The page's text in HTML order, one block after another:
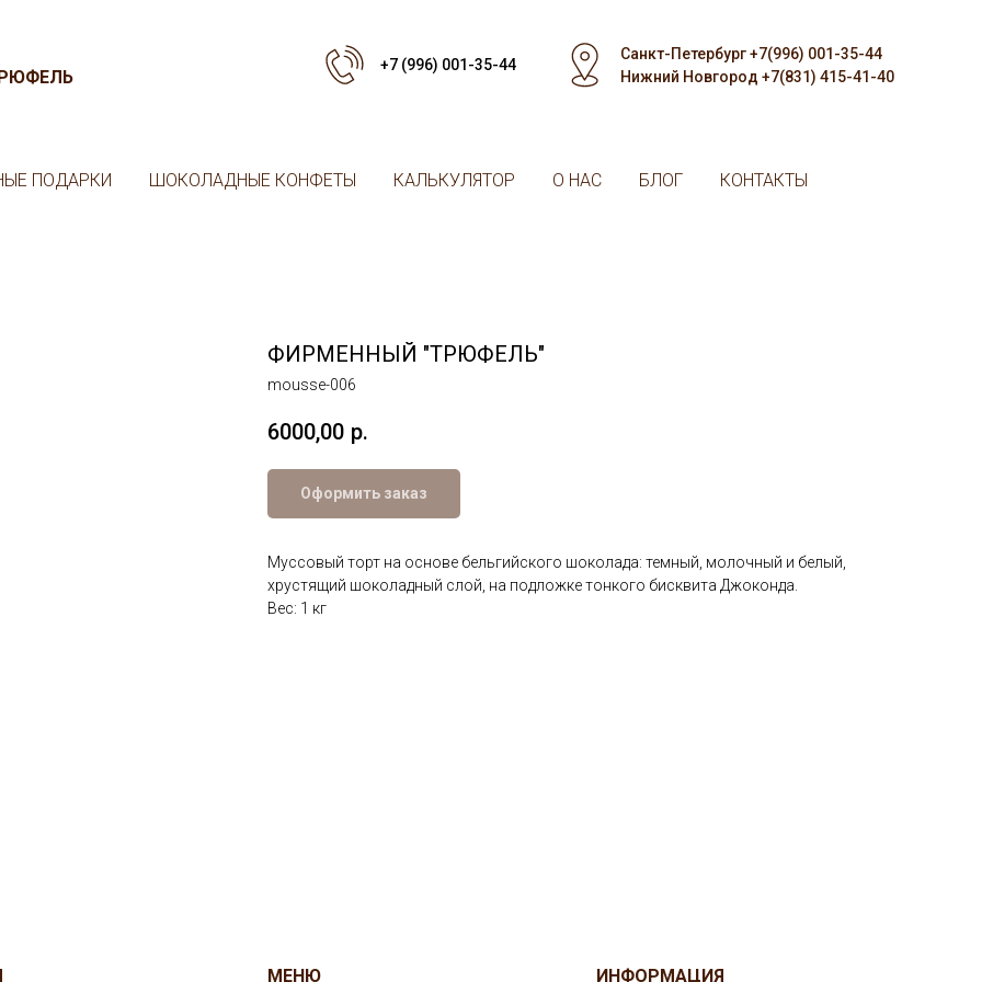
+7 (996) 001-35-44
Санкт-Петербург +7(996) 001-35-44
Нижний Новгород +7(831) 415-41-40
ПОДАРКИ ШОКОЛАДНЫЕ КОНФЕТЫ КАЛЬКУЛЯТОР О НАС БЛОГ КОНТАКТЫ
ФИРМЕННЫЙ "ТРЮФЕЛЬ"
mousse-006
6000,00 р.
Оформить заказ
Муссовый торт на основе бельгийского шоколада: темный, молочный и белый,
хрустящий шоколадный слой, на подложке тонкого бисквита Джоконда.
Вес: 1 кг
МЕНЮ ИНФОРМАЦИЯ